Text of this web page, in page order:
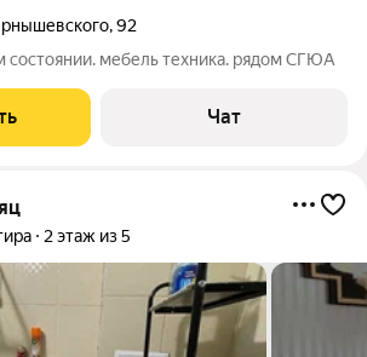
,92
состоянии. мебель техника. рядом СГЮА
Чат
2 этаж из 5